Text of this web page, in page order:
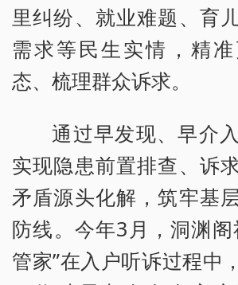
里纠纷、就业难题、育
需求等民生实情，精
态、梳理群众诉求。
通过早发现、早介
实现隐患前置排查、诉
矛盾源头化解，筑牢基
防线。今年3月，洞渊阁
管家”在入户听诉过程中